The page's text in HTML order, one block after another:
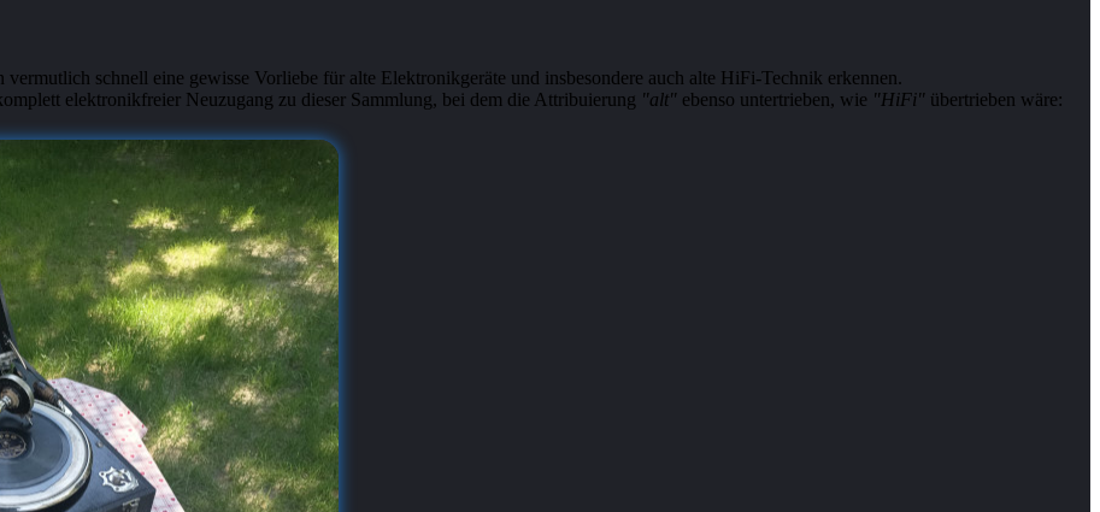
schnell eine gewisse Vorliebe für alte Elektronikgeräte und insbesondere auch alte HiFi-Technik erkennen.
elektronikfreier Neuzugang zu dieser Sammlung, bei dem die At­tri­bu­ie­rung "alt" ebenso untertrieben, wie "HiFi"